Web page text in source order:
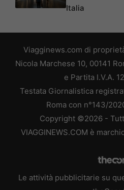
Italia
Viagginews.com di
Nicola Marchese 10, 00141
e Partita I.V.A.
Testata Giornalistica
Roma con n°143/
Copyright ©2026 -
VIAGGINEWS.COM è
Le attività pubblicitarie su